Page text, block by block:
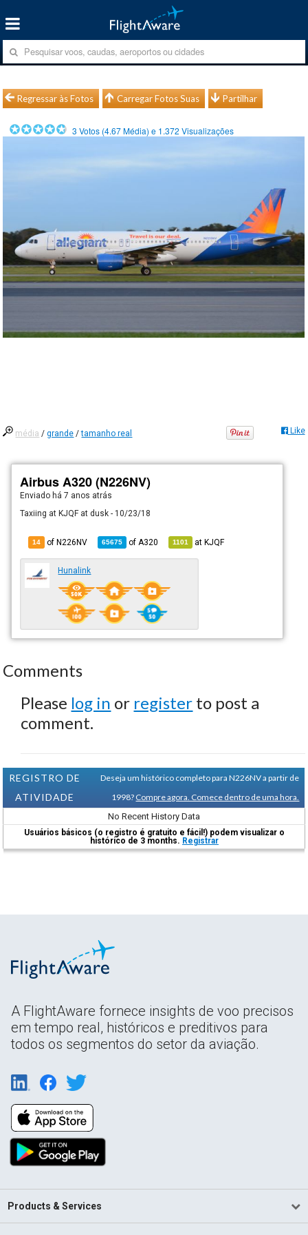
Regressar às Fotos Carregar Fotos Suas Partilhar
3 Votos (4.67Média) e 1.372 Visualizações
média /grande /tamanho real Like
Airbus A320 (N226NV)
Enviado há7 anos atrás
Taxiing at KJQF at dusk - 10/23/18
14 of N226NV 65675 of A320 1101 atKJQF
Hunalink
Comments
Please log in or register to post a
comment.
REGISTRO DE
ATIVIDADE
Deseja um histórico completo para N226NV a partir de
1998? Compre agora. Comece dentro de uma hora.
No Recent History Data
Usuários básicos (o registro é gratuito e fácil!) podem visualizar o
histórico de 3 months. Registrar
A FlightAware fornece insights de voo precisos
em tempo real, históricos e preditivos para
todos os segmentos do setor da aviação.
Products & Services